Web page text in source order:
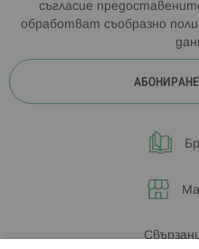
съгласие
обработват съобразно